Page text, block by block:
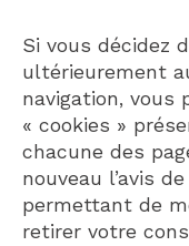
Si vous décidez
ultérieurement
navigation, vous
« cookies »
chacune des
nouveau l’avis
permettant de
retirer votre